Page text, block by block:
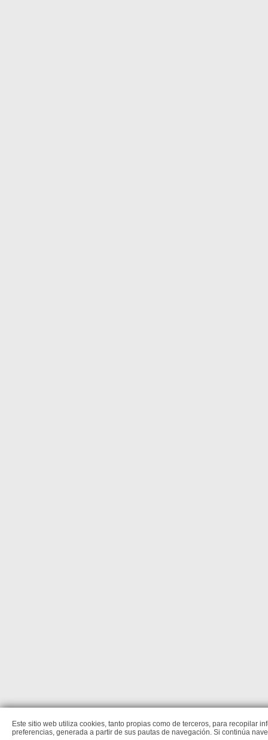
Este sitio web utiliza cookies, tanto propias como de terceros, para recopilar
preferencias, generada a partir de sus pautas de navegación. Si continúa